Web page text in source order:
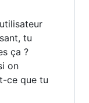
tu
ça ?
on
ce que tu